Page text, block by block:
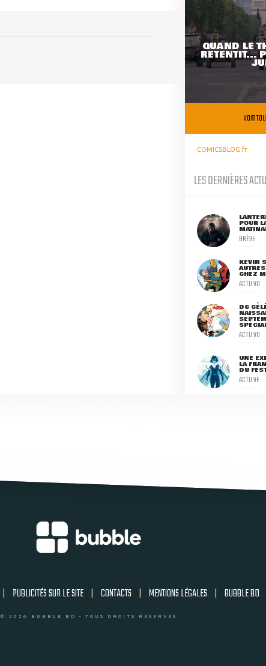
QUAND LE
RETENTIT...
VOIR
COMICSBLOG.fr
LES DERNIÈRES
POUR
BRÈVE
KEVIN
CHEZ
ACTU VO
DC
ACTU VO
UNE
LA
DU
ACTU VF
| PUBLICITÉS SUR LE SITE | CONTACTS | MENTIONS LÉGALES | BUBBLE BD
© 2026 BUBBLE BD - TOUS DROITS RÉSERVÉS